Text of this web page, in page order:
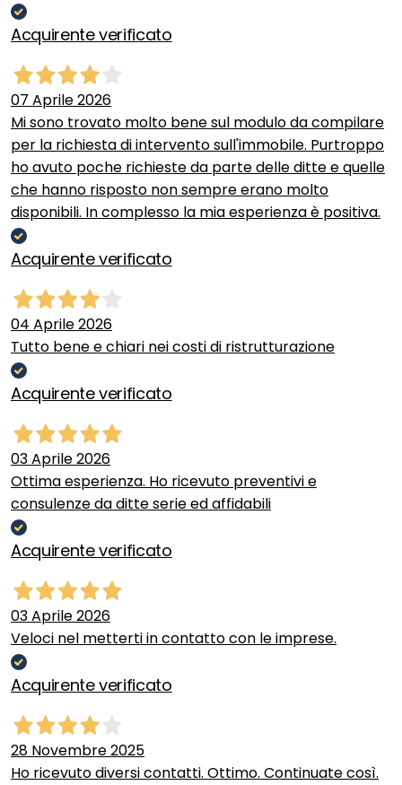
Acquirente verificato
07 Aprile 2026
Mi sono trovato molto bene sul modulo da compilare
per la richiesta di intervento sull'immobile. Purtroppo
ho avuto poche richieste da parte delle ditte e quelle
che hanno risposto non sempre erano molto
disponibili. In complesso la mia esperienza è positiva.
Acquirente verificato
04 Aprile 2026
Tutto bene e chiari nei costi di ristrutturazione
Acquirente verificato
03 Aprile 2026
Ottima esperienza. Ho ricevuto preventivi e
consulenze da ditte serie ed affidabili
Acquirente verificato
03 Aprile 2026
Veloci nel metterti in contatto con le imprese.
Acquirente verificato
28 Novembre 2025
Ho ricevuto diversi contatti. Ottimo. Continuate così.